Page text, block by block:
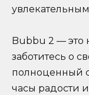
Bubbu 2 — это
заботитесь о
полноценный
часы радости